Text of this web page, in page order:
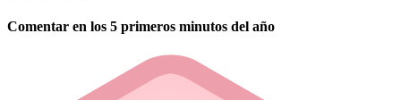
Comentar en los 5 primeros minutos del año